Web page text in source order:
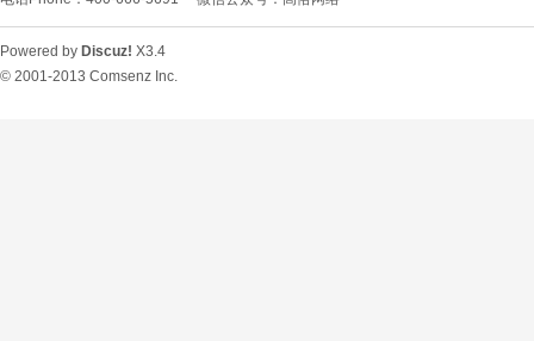
Powered by Discuz! X3.4
© 2001-2013 Comsenz Inc.